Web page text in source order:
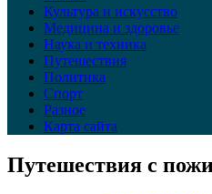
Культура и искусство
Медицина и здоровье
Наука и техника
Путешествия
Политика
Спорт
Разное
Карта сайта
Путешествия с